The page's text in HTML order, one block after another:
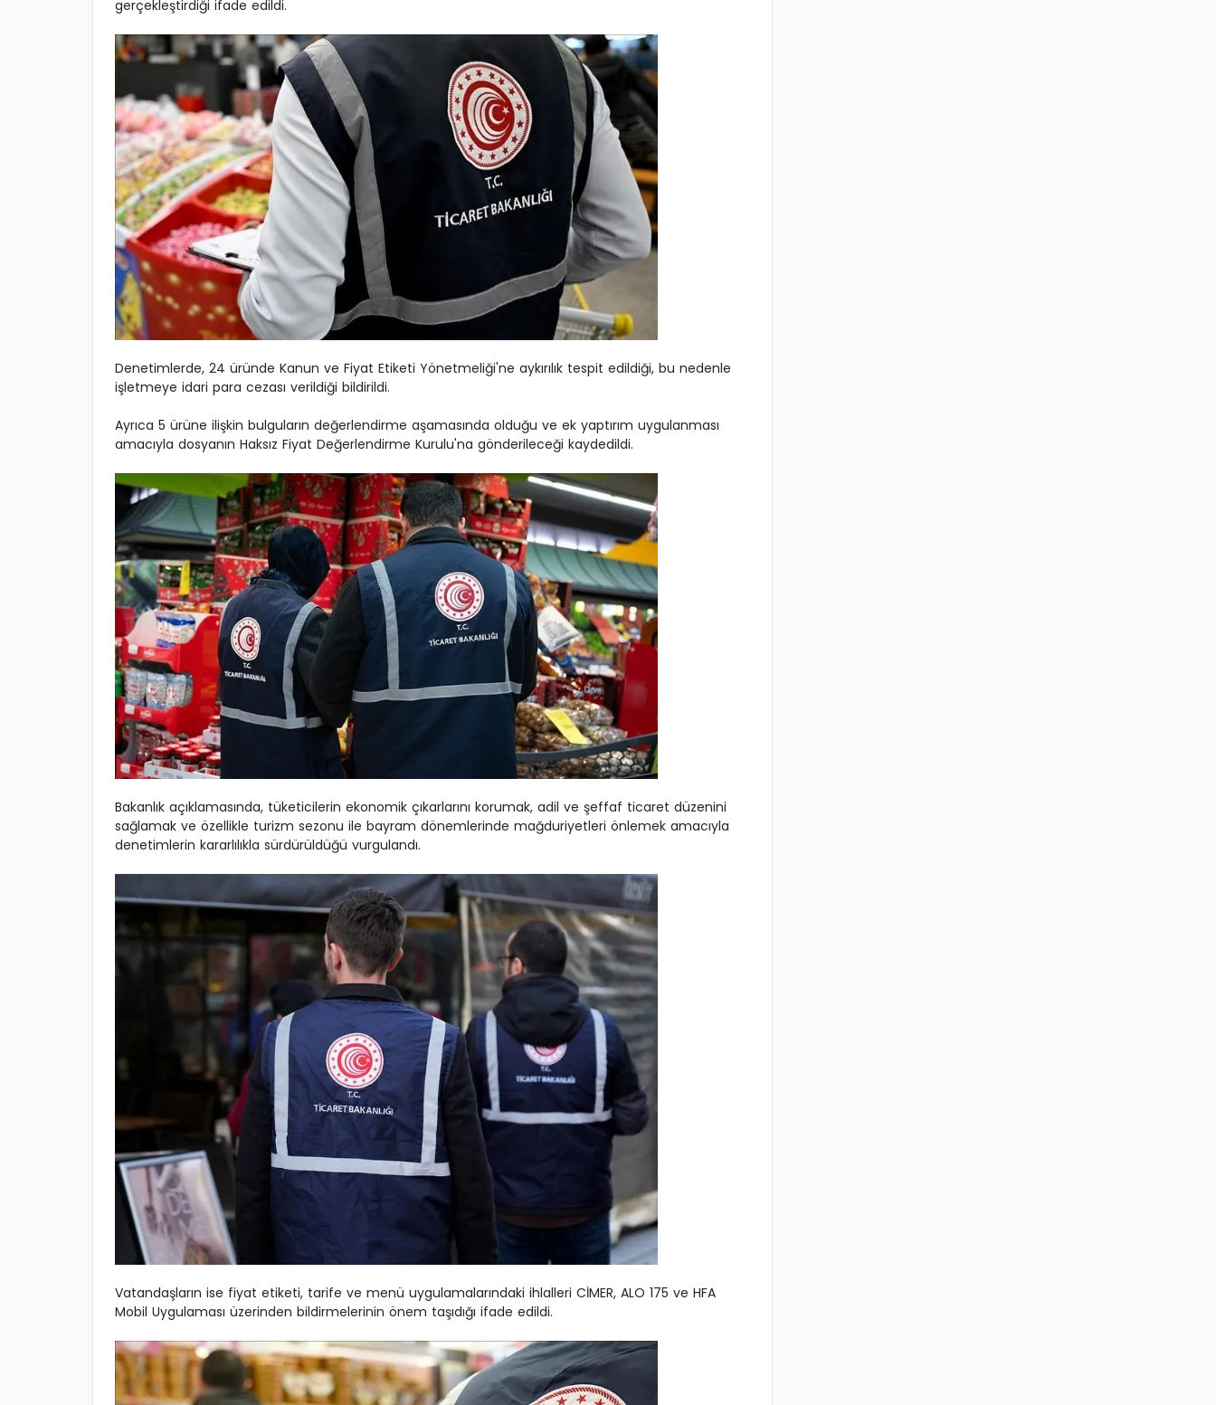
gerçekleştirdiği ifade edildi.
Denetimlerde, 24 üründe Kanun ve Fiyat Etiketi Yönetmeliği'ne aykırılık tespit edildiği, bu nedenle
işletmeye idari para cezası verildiği bildirildi.
Ayrıca 5 ürüne ilişkin bulguların değerlendirme aşamasında olduğu ve ek yaptırım uygulanması
amacıyla dosyanın Haksız Fiyat Değerlendirme Kurulu'na gönderileceği kaydedildi.
Bakanlık açıklamasında, tüketicilerin ekonomik çıkarlarını korumak, adil ve şeffaf ticaret düzenini
sağlamak ve özellikle turizm sezonu ile bayram dönemlerinde mağduriyetleri önlemek amacıyla
denetimlerin kararlılıkla sürdürüldüğü vurgulandı.
Vatandaşların ise fiyat etiketi, tarife ve menü uygulamalarındaki ihlalleri CİMER, ALO 175 ve HFA
Mobil Uygulaması üzerinden bildirmelerinin önem taşıdığı ifade edildi.